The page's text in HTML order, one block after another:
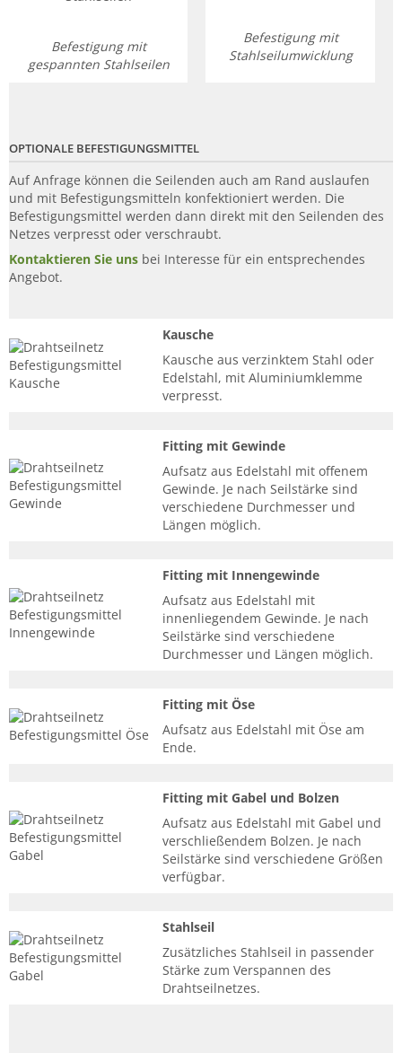
Befestigung mit
gespannten Stahlseilen
Befestigung mit
Stahlseilumwicklung
OPTIONALE BEFESTIGUNGSMITTEL
Auf Anfrage können die Seilenden auch am Rand auslaufen
und mit Befestigungsmitteln konfektioniert werden. Die
Befestigungsmittel werden dann direkt mit den Seilenden des
Netzes verpresst oder verschraubt.
Kontaktieren Sie uns bei Interesse für ein entsprechendes
Angebot.
Kausche
Kausche aus verzinktem Stahl oder
Edelstahl, mit Aluminiumklemme
verpresst.
Fitting mit Gewinde
Aufsatz aus Edelstahl mit offenem
Gewinde. Je nach Seilstärke sind
verschiedene Durchmesser und
Längen möglich.
Fitting mit Innengewinde
Aufsatz aus Edelstahl mit
innenliegendem Gewinde. Je nach
Seilstärke sind verschiedene
Durchmesser und Längen möglich.
Fitting mit Öse
Aufsatz aus Edelstahl mit Öse am
Ende.
Fitting mit Gabel und Bolzen
Aufsatz aus Edelstahl mit Gabel und
verschließendem Bolzen. Je nach
Seilstärke sind verschiedene Größen
verfügbar.
Stahlseil
Zusätzliches Stahlseil in passender
Stärke zum Verspannen des
Drahtseilnetzes.